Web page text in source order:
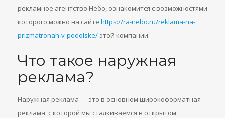
рекламное агентство Небо, ознакомится с возможностями
которого можно на сайте https://ra-nebo.ru/reklama-na-
prizmatronah-v-podolske/ этой компании.
Что такое наружная
реклама?
Наружная реклама — это в основном широкоформатная
реклама, с которой мы сталкиваемся в открытом